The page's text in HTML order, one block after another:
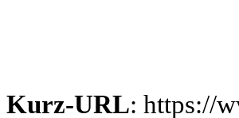
Kurz-URL: https://